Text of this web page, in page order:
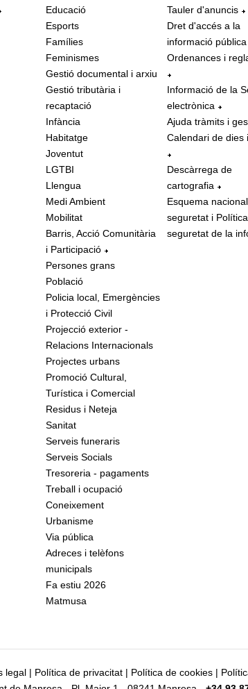
Educació
Esports
Famílies
Feminismes
Gestió documental i arxiu
Gestió tributària i
recaptació
Infància
Habitatge
Joventut
LGTBI
Llengua
Medi Ambient
Mobilitat
Barris, Acció Comunitària
i Participació
Persones grans
Població
Policia local, Emergències
i Protecció Civil
Projecció exterior -
Relacions Internacionals
Projectes urbans
Promoció Cultural,
Turística i Comercial
Residus i Neteja
Sanitat
Serveis funeraris
Serveis Socials
Tresoreria - pagaments
Treball i ocupació
Coneixement
Urbanisme
Via pública
Adreces i telèfons
municipals
Fa estiu 2026
Matmusa
Tauler d'anuncis
Dret d'accés a la
informació pública
Ordenances i
Informació de la
electrònica
Ajuda tràmits i
Calendari de dies
Descàrrega de
cartografia
Esquema
seguretat i
seguretat de la
legal | Política de privacitat | Política de cookies |